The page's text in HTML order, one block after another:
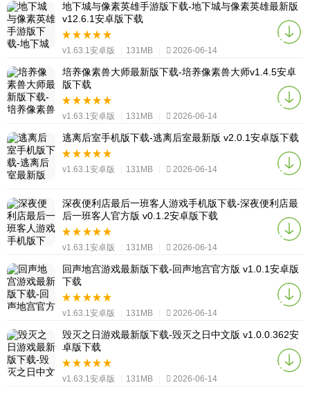
地下城与像素英雄手游版下载-地下城与像素英雄最新版
v12.6.1安卓版下载
v1.63.1安卓版 131MB 2026-06-14
培养像素兽大师最新版下载-培养像素兽大师v1.4.5安卓
版下载
v1.63.1安卓版 131MB 2026-06-14
逃离后室手机版下载-逃离后室最新版 v2.0.1安卓版下载
v1.63.1安卓版 131MB 2026-06-14
深夜便利店最后一班客人游戏手机版下载-深夜便利店最
后一班客人官方版 v0.1.2安卓版下载
v1.63.1安卓版 131MB 2026-06-14
回声地宫游戏最新版下载-回声地宫官方版 v1.0.1安卓版
下载
v1.63.1安卓版 131MB 2026-06-14
毁灭之日游戏最新版下载-毁灭之日中文版 v1.0.0.362安
卓版下载
v1.63.1安卓版 131MB 2026-06-14